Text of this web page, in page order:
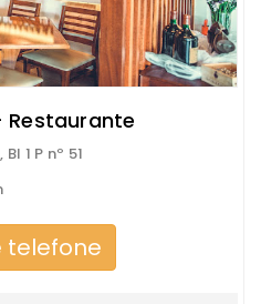
Restaurante
1 P nº 51
telefone